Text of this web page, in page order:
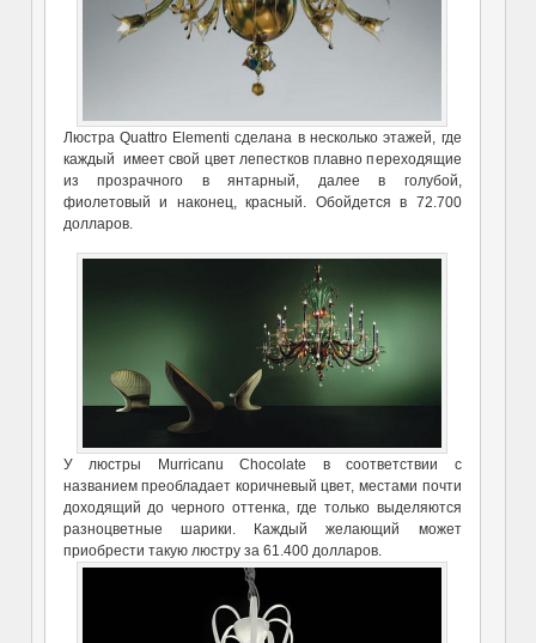
Люстра Quattro Elementi сделана в несколько этажей, где
каждый имеет свой цвет лепестков плавно переходящие
из прозрачного в янтарный, далее в голубой,
фиолетовый и наконец, красный. Обойдется в 72.700
долларов.
У люстры Murricanu Chocolate в соответствии с
названием преобладает коричневый цвет, местами почти
доходящий до черного оттенка, где только выделяются
разноцветные шарики. Каждый желающий может
приобрести такую люстру за 61.400 долларов.